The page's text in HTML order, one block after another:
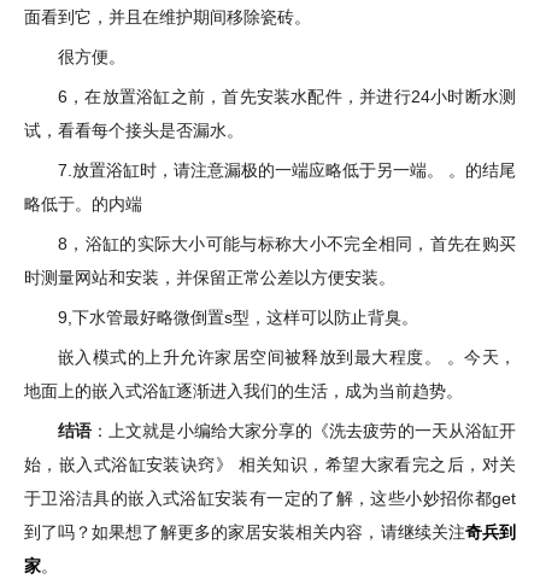
面看到它，并且在维护期间移除瓷砖。
很方便。
6，在放置浴缸之前，首先安装水配件，并进行24小时断水测
试，看看每个接头是否漏水。
7.放置浴缸时，请注意漏极的一端应略低于另一端。 。的结尾
略低于。的内端
8，浴缸的实际大小可能与标称大小不完全相同，首先在购买
时测量网站和安装，并保留正常公差以方便安装。
9,下水管最好略微倒置s型，这样可以防止背臭。
嵌入模式的上升允许家居空间被释放到最大程度。 。今天，
地面上的嵌入式浴缸逐渐进入我们的生活，成为当前趋势。
结语 ：上文就是小编给大家分享的《洗去疲劳的一天从浴缸开
始，嵌入式浴缸安装诀窍》 相关知识，希望大家看完之后，对关
于卫浴洁具的嵌入式浴缸安装有一定的了解，这些小妙招你都get
到了吗？如果想了解更多的家居安装相关内容，请继续关注奇兵到
家。